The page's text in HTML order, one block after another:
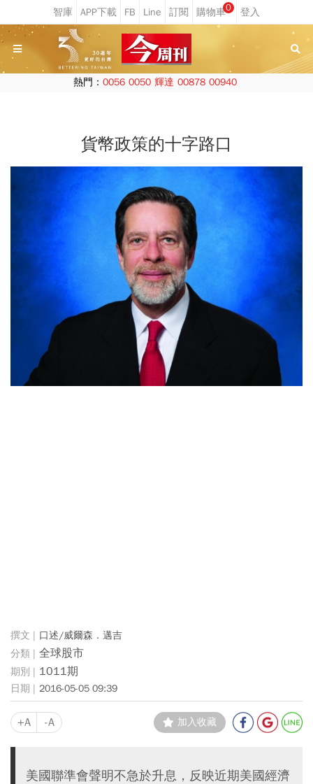
0
熱門： 0056 0050 輝達 00878 00940
貨幣政策的十字路口
口述/威爾森．邁吉
全球股市
1011期
2016-05-05 09:39
+A -A 加入收藏
美國聯準會聲明不急於升息，反映近期美國經濟